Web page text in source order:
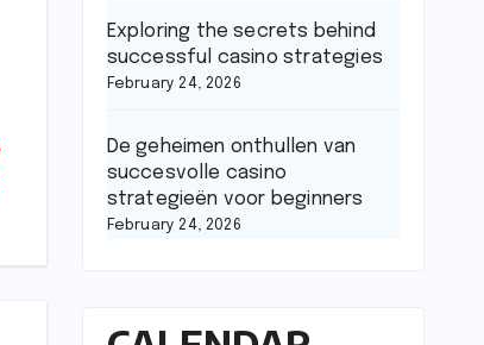
Exploring the secrets behind
successful casino strategies
February 24, 2026
De geheimen onthullen van
succesvolle casino
strategieën voor beginners
February 24, 2026